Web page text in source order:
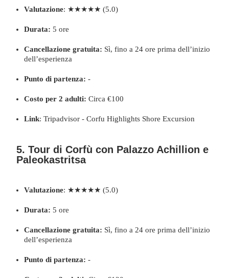
Valutazione: ★★★★★ (5.0)
Durata: 5 ore
Cancellazione gratuita: Sì, fino a 24 ore prima dell’inizio
dell’esperienza
Punto di partenza: -
Costo per 2 adulti: Circa €100
Link:Tripadvisor - Corfu Highlights Shore Excursion
5. Tour di Corfù con Palazzo Achillion e
Paleokastritsa
Valutazione: ★★★★★ (5.0)
Durata: 5 ore
Cancellazione gratuita: Sì, fino a 24 ore prima dell’inizio
dell’esperienza
Punto di partenza: -